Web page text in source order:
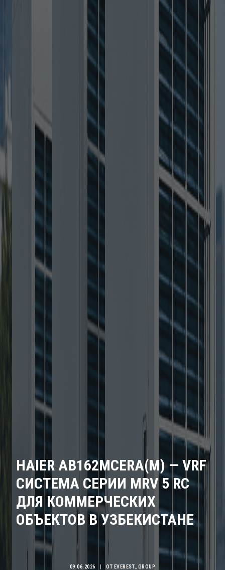
HAIER AB162MCERA(M) — VRF
СИСТЕМА СЕРИИ MRV 5 RC
ДЛЯ КОММЕРЧЕСКИХ
ОБЪЕКТОВ В УЗБЕКИСТАНЕ
09.06.2026 ОТ EVEREST_GROUP